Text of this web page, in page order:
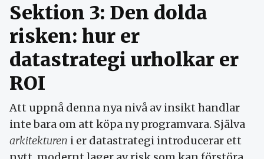
Sektion 3: Den dolda
risken: hur er
datastrategi urholkar er
ROI
Att uppnå denna nya nivå av insikt handlar
inte bara om att köpa ny programvara. Själva
arkitekturen i er datastrategi introducerar ett